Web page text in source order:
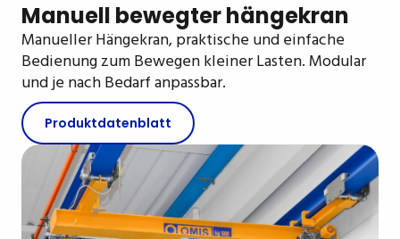
Manuell bewegter hängekran
Manueller Hängekran, praktische und einfache
Bedienung zum Bewegen kleiner Lasten. Modular
und je nach Bedarf anpassbar.
Produktdatenblatt